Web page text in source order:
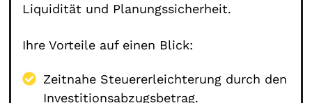
Liquidität und Planungssicherheit.
Ihre Vorteile auf einen Blick:
Zeitnahe Steuererleichterung durch den
Investitionsabzugsbetrag.